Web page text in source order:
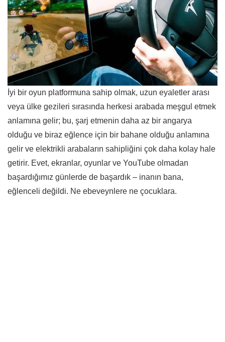
İyi bir oyun platformuna sahip olmak, uzun eyaletler arası
veya ülke gezileri sırasında herkesi arabada meşgul etmek
anlamına gelir; bu, şarj etmenin daha az bir angarya
olduğu ve biraz eğlence için bir bahane olduğu anlamına
gelir ve elektrikli arabaların sahipliğini çok daha kolay hale
getirir. Evet, ekranlar, oyunlar ve YouTube olmadan
başardığımız günlerde de başardık – inanın bana,
eğlenceli değildi. Ne ebeveynlere ne çocuklara.